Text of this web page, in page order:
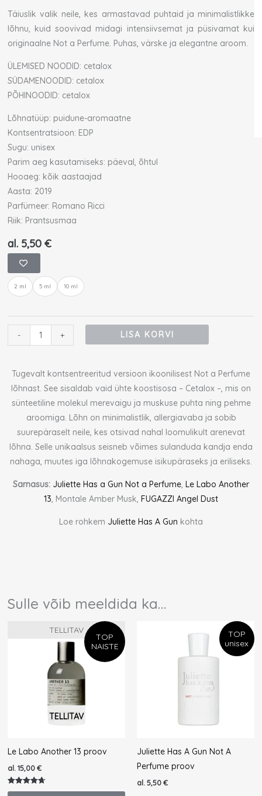
Täiuslik valik neile, kes armastavad puhtaid ja minimalistlikke
lõhnu, kuid soovivad midagi intensiivsemat ja püsivamat kui
originaalne Not a Perfume. Puhas, värske ja elegantne aroom.
ÜLEMISED NOODID: cetalox
SÜDAMENOODID: cetalox
PÕHINOODID: cetalox
Lõhnatüüp: puidune-aromaatne
Kontsentratsioon: EDP
Sugu: unisex
Parim aeg kasutamiseks: päeval, õhtul
Hooaeg: kõik aastaajad
Aasta: 2019
Parfümeer: Romano Ricci
Riik: Prantsusmaa
al. 5,50€
2 ml 5 ml 10 ml
-
Juliette
Has
A
Not
Perfume
proov
kogus
+ LISA KORVI
Tugevalt kontsentreeritud versioon ikoonilisest Not a Perfume
lõhnast. See sisaldab vaid ühte koostisosa – Cetalox –, mis on
sünteetiline molekul merevaigu ja muskuse puhta ning pehme
aroomiga. Lõhn on minimalistlik, allergiavaba ja sobib
suurepäraselt neile, kes otsivad nahal loomulikult arenevat
lõhna. Selle unikaalsus seisneb võimes sulanduda kandja enda
nahaga, muutes iga lõhnakogemuse isikupäraseks ja eriliseks.
Sarnasus: Juliette Has a Gun Not a Perfume, Le Labo Another
13, Montale Amber Musk, FUGAZZI Angel Dust
Loe rohkem Juliette Has A Gun kohta
Sulle võib meeldida ka…
TOP
NAISTE
TELLITAV
TELLITAV
Le Labo Another 13 proov
al.15,00€
Hinnanguga
TOP
unisex
Juliette Has A Gun Not A
Perfume proov
al.5,50€